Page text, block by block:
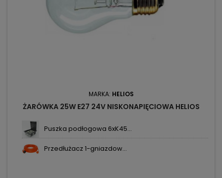
MARKA: HELIOS
ŻARÓWKA 25W E27 24V NISKONAPIĘCIOWA HELIOS
Puszka podłogowa 6xK45...
Przedłużacz 1-gniazdow...